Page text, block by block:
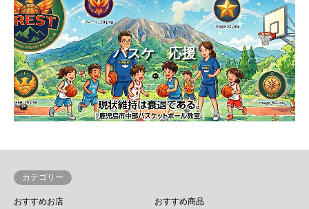
バスケ 応援
カテゴリー
おすすめお店
おすすめ商品